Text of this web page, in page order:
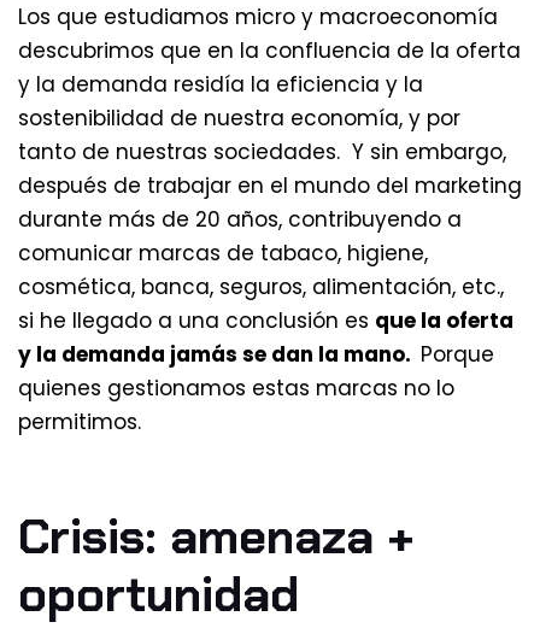
Los que estudiamos micro y macroeconomía
descubrimos que en la confluencia de la oferta
y la demanda residía la eficiencia y la
sostenibilidad de nuestra economía, y por
tanto de nuestras sociedades. Y sin embargo,
después de trabajar en el mundo del marketing
durante más de 20 años, contribuyendo a
comunicar marcas de tabaco, higiene,
cosmética, banca, seguros, alimentación, etc.,
si he llegado a una conclusión es que la oferta
y la demanda jamás se dan la mano. Porque
quienes gestionamos estas marcas no lo
permitimos.
Crisis: amenaza +
oportunidad